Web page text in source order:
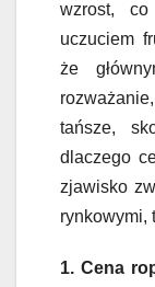
wzrost,
uczuciem
że
tańsze,
dlaczego
zjawisko
rynkowymi,
1. Cena